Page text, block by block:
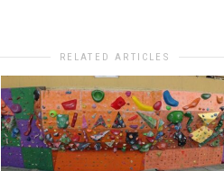
RELATED ARTICLES